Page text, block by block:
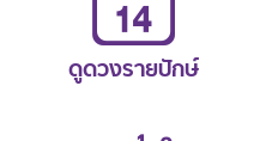
ดูดวงรายปักษ์